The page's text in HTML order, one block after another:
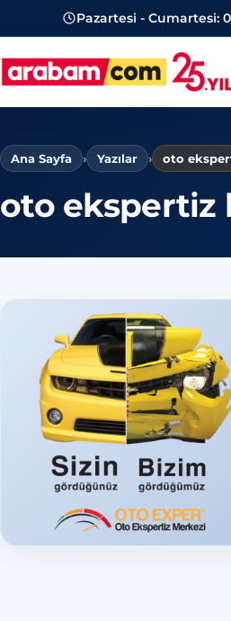
Pazartesi - Cumartesi:
arabam.com
Ana Sayfa › Yazılar › oto
oto ekspertiz